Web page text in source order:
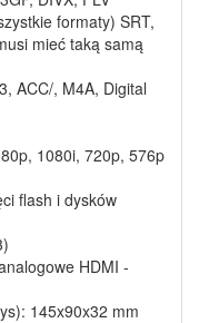
formaty) SRT,
mieć taką samą
ACC/, M4A, Digital
1080i, 720p, 576p
flash i dysków
HDMI -
145x90x32 mm